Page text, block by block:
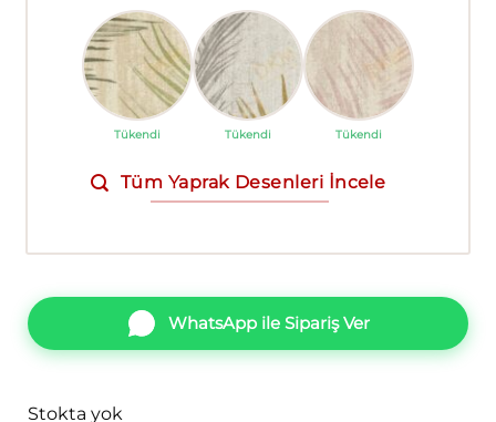
Tükendi Tükendi Tükendi
Tüm Yaprak Desenleri İncele
WhatsApp ile Sipariş Ver
Stokta yok